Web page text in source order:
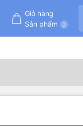
Giỏ hàng
Sản phẩm
0